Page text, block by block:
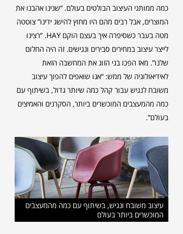
כמה ממותגי העיצוב הבולטים בעולם. “שנינו אהבנו את
המוצרים, אבל רבים מהם היו מחוץ להישג ידינו” צוטטה
מטה בעבר כשסיפרה איך בעצם הוקם HAY. “רצינו
לייצר עיצוב במחירים סבירים ונגישים. זה היה החלום
שלנו”. מאז הפכו בני הזוג את המחשבה הזאת
לאידיאולוגיה של ממש: “אנו שואפים להפוך עיצוב
משובח לנגיש עבור קהל כמה שיותר גדול, בשיתוף עם
כמה מהמעצבים המוכשרים ביותר, הסקרנים והאמיצים
בעולם”.
עיצוב משובח ונגיש, בשיתוף עם כמה מהמעצבים
המוכשרים ביותר בעולם